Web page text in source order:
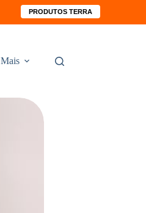
PRODUTOS TERRA
Mais